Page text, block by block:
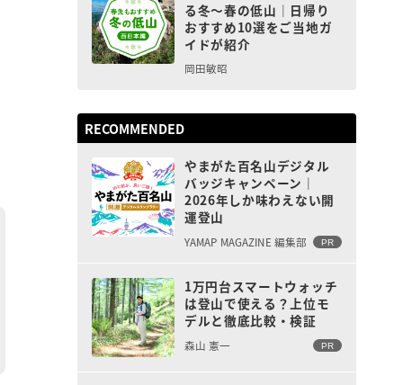
る冬〜春の低山｜日帰り
おすすめ10選をご当地ガ
イドが紹介
岡田敏昭
RECOMMENDED
やまがた百名山デジタル
バッジキャンペーン｜
2026年しか味わえない開
運登山
YAMAP MAGAZINE 編集部 PR
1万円台スマートウォッチ
は登山で使える？上位モ
デルと徹底比較・検証
森山 憲一 PR